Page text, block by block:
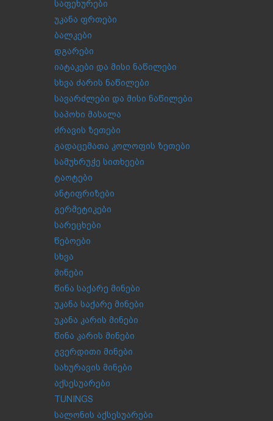
საფეხურები
უკანა ფრთები
ბალკები
დგარები
იატაკები და მისი ნაწილები
სხვა ძარის ნაწილები
სავარძლები და მისი ნაწილები
საპოხი მასალა
ძრავის ზეთები
გადაცემათა კოლოფის ზეთები
სამუხრუჭე სითხეები
ტაოტები
ანტიფრიზები
გერმეტიკები
სარეცხები
წებოები
სხვა
მინები
წინა საქარე მინები
უკანა საქარე მინები
უკანა კარის მინები
წინა კარის მინები
გვერდითი მინები
სახურავის მინები
აქსესუარები
TUNINGS
სალონის აქსესუარები